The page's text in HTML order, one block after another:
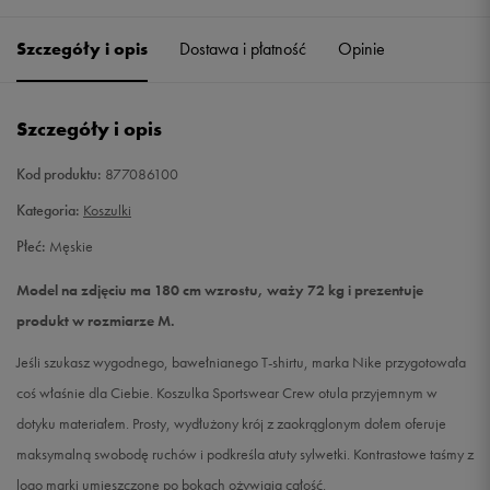
L Powiadom o dostępności
Szczegóły i opis Dostawa i płatność Opinie
Szczegóły i opis
Kod produktu: 877086100
Kategoria: Koszulki
Płeć: Męskie
Model na zdjęciu ma 180 cm wzrostu, waży 72 kg i prezentuje
produkt w rozmiarze M.
Jeśli szukasz wygodnego, bawełnianego T-shirtu, marka Nike przygotowała
coś właśnie dla Ciebie. Koszulka Sportswear Crew otula przyjemnym w
dotyku materiałem. Prosty, wydłużony krój z zaokrąglonym dołem oferuje
maksymalną swobodę ruchów i podkreśla atuty sylwetki. Kontrastowe taśmy z
logo marki umieszczone po bokach ożywiają całość.